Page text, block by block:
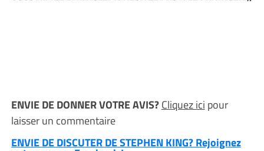
ENVIE DE DONNER VOTRE AVIS?Cliquez ici pour
laisser un commentaire
ENVIE DE DISCUTER DE STEPHEN KING? Rejoignez